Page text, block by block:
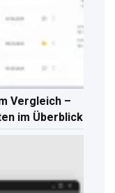
Vergleich –
im Überblick